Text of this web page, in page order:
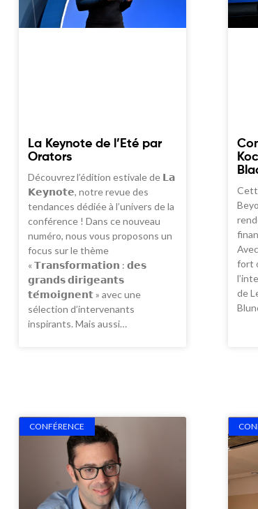
La Keynote de l’Eté par
Orators
Découvrez l’édition estivale de 𝗟𝗮
𝗞𝗲𝘆𝗻𝗼𝘁𝗲, notre revue des
tendances dédiée à l’univers de la
conférence ! Dans ce nouveau
numéro, nous vous proposons un
focus sur le thème
« 𝗧𝗿𝗮𝗻𝘀𝗳𝗼𝗿𝗺𝗮𝘁𝗶𝗼𝗻 : 𝗱𝗲𝘀
𝗴𝗿𝗮𝗻𝗱𝘀 𝗱𝗶𝗿𝗶𝗴𝗲𝗮𝗻𝘁𝘀
𝘁𝗲́𝗺𝗼𝗶𝗴𝗻𝗲𝗻𝘁 » avec une
sélection d’intervenants
inspirants. Mais aussi…
fort
de
CONFÉRENCE